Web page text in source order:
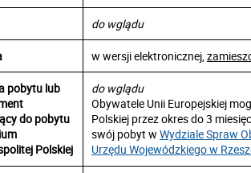
do wglądu
w wersji elektronicznej,
pobytu lub
do pobytu
Polskiej
do wglądu
Obywatele Unii Europejskiej
Polskiej przez okres do 3
swój pobyt w Wydziale Spraw
Urzędu Wojewódzkiego w